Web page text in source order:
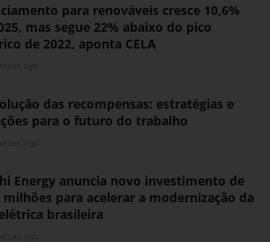
para renováveis cresce 10,6%
mas segue 22% abaixo do pico
de 2022, aponta CELA
das recompensas: estratégias e
para o futuro do trabalho
Energy anuncia novo investimento de
milhões para acelerar a modernização da
brasileira